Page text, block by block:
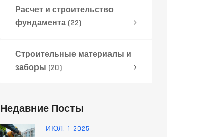
Расчет и строительство
фундамента (22)
Строительные материалы и
заборы (20)
Недавние Посты
ИЮЛ, 1 2025